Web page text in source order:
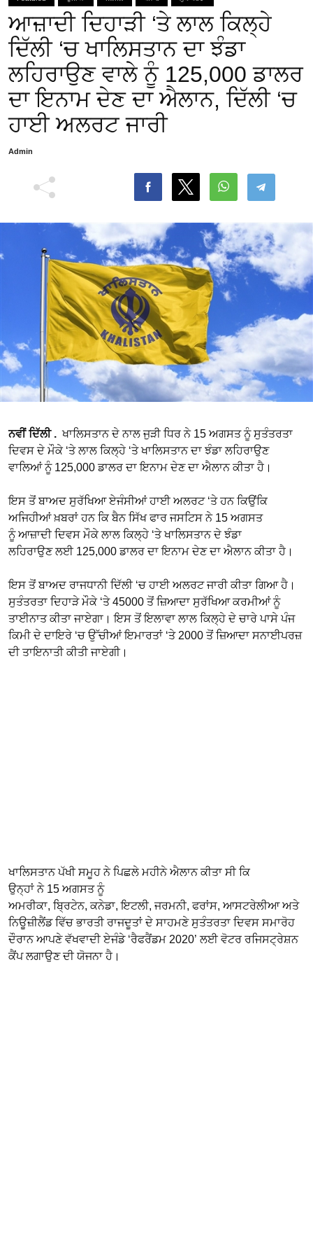
ਆਜ਼ਾਦੀ ਦਿਹਾੜੀ ‘ਤੇ ਲਾਲ ਕਿਲ੍ਹੇ
ਦਿੱਲੀ ‘ਚ ਖਾਲਿਸਤਾਨ ਦਾ ਝੰਡਾ
ਲਹਿਰਾਉਣ ਵਾਲੇ ਨੂੰ 125,000 ਡਾਲਰ
ਦਾ ਇਨਾਮ ਦੇਣ ਦਾ ਐਲਾਨ, ਦਿੱਲੀ ‘ਚ
ਹਾਈ ਅਲਰਟ ਜਾਰੀ
Admin
ਨਵੀਂ ਦਿੱਲੀ . ਖਾਲਿਸਤਾਨ ਦੇ ਨਾਲ ਜੁੜੀ ਧਿਰ ਨੇ 15 ਅਗਸਤ ਨੂੰ ਸੁਤੰਤਰਤਾ
ਦਿਵਸ ਦੇ ਮੌਕੇ ‘ਤੇ ਲਾਲ ਕਿਲ੍ਹੇ ‘ਤੇ ਖਾਲਿਸਤਾਨ ਦਾ ਝੰਡਾ ਲਹਿਰਾਉਣ
ਵਾਲਿਆਂ ਨੂੰ 125,000 ਡਾਲਰ ਦਾ ਇਨਾਮ ਦੇਣ ਦਾ ਐਲਾਨ ਕੀਤਾ ਹੈ।
ਇਸ ਤੋਂ ਬਾਅਦ ਸੁਰੱਖਿਆ ਏਜੰਸੀਆਂ ਹਾਈ ਅਲਰਟ ‘ਤੇ ਹਨ ਕਿਉਂਕਿ
ਅਜਿਹੀਆਂ ਖ਼ਬਰਾਂ ਹਨ ਕਿ ਬੈਨ ਸਿੱਖ ਫਾਰ ਜਸਟਿਸ ਨੇ 15 ਅਗਸਤ
ਨੂੰ ਆਜ਼ਾਦੀ ਦਿਵਸ ਮੌਕੇ ਲਾਲ ਕਿਲ੍ਹੇ ‘ਤੇ ਖਾਲਿਸਤਾਨ ਦੇ ਝੰਡਾ
ਲਹਿਰਾਉਣ ਲਈ 125,000 ਡਾਲਰ ਦਾ ਇਨਾਮ ਦੇਣ ਦਾ ਐਲਾਨ ਕੀਤਾ ਹੈ।
ਇਸ ਤੋਂ ਬਾਅਦ ਰਾਜਧਾਨੀ ਦਿੱਲੀ ‘ਚ ਹਾਈ ਅਲਰਟ ਜਾਰੀ ਕੀਤਾ ਗਿਆ ਹੈ।
ਸੁਤੰਤਰਤਾ ਦਿਹਾੜੇ ਮੌਕੇ ‘ਤੇ 45000 ਤੋਂ ਜ਼ਿਆਦਾ ਸੁਰੱਖਿਆ ਕਰਮੀਆਂ ਨੂੰ
ਤਾਈਨਾਤ ਕੀਤਾ ਜਾਏਗਾ। ਇਸ ਤੋਂ ਇਲਾਵਾ ਲਾਲ ਕਿਲ੍ਹੇ ਦੇ ਚਾਰੇ ਪਾਸੇ ਪੰਜ
ਕਿਮੀ ਦੇ ਦਾਇਰੇ ‘ਚ ਉੱਚੀਆਂ ਇਮਾਰਤਾਂ ‘ਤੇ 2000 ਤੋਂ ਜ਼ਿਆਦਾ ਸਨਾਈਪਰਜ਼
ਦੀ ਤਾਇਨਾਤੀ ਕੀਤੀ ਜਾਏਗੀ।
ਖਾਲਿਸਤਾਨ ਪੱਖੀ ਸਮੂਹ ਨੇ ਪਿਛਲੇ ਮਹੀਨੇ ਐਲਾਨ ਕੀਤਾ ਸੀ ਕਿ
ਉਨ੍ਹਾਂ ਨੇ 15 ਅਗਸਤ ਨੂੰ
ਅਮਰੀਕਾ, ਬ੍ਰਿਟੇਨ, ਕਨੇਡਾ, ਇਟਲੀ, ਜਰਮਨੀ, ਫਰਾਂਸ, ਆਸਟਰੇਲੀਆ ਅਤੇ
ਨਿਊਜ਼ੀਲੈਂਡ ਵਿੱਚ ਭਾਰਤੀ ਰਾਜਦੂਤਾਂ ਦੇ ਸਾਹਮਣੇ ਸੁਤੰਤਰਤਾ ਦਿਵਸ ਸਮਾਰੋਹ
ਦੌਰਾਨ ਆਪਣੇ ਵੱਖਵਾਦੀ ਏਜੰਡੇ ‘ਰੈਫਰੈਂਡਮ 2020’ ਲਈ ਵੋਟਰ ਰਜਿਸਟ੍ਰੇਸ਼ਨ
ਕੈਂਪ ਲਗਾਉਣ ਦੀ ਯੋਜਨਾ ਹੈ।